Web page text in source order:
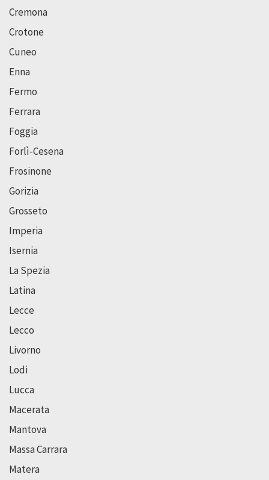
Cremona
Crotone
Cuneo
Enna
Fermo
Ferrara
Foggia
Forlì-Cesena
Frosinone
Gorizia
Grosseto
Imperia
Isernia
La Spezia
Latina
Lecce
Lecco
Livorno
Lodi
Lucca
Macerata
Mantova
Massa Carrara
Matera